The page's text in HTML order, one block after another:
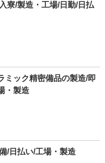
寮/製造・工場/日勤/日払
ミック精密備品の製造/即
・製造
/日払い/工場・製造